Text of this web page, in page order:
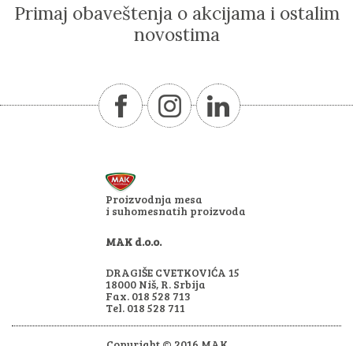
Primaj obaveštenja o akcijama i ostalim
novostima
Proizvodnja mesa
i suhomesnatih proizvoda
MAK d.o.o.
DRAGIŠE CVETKOVIĆA 15
18000 Niš, R. Srbija
Fax. 018 528 713
Tel. 018 528 711